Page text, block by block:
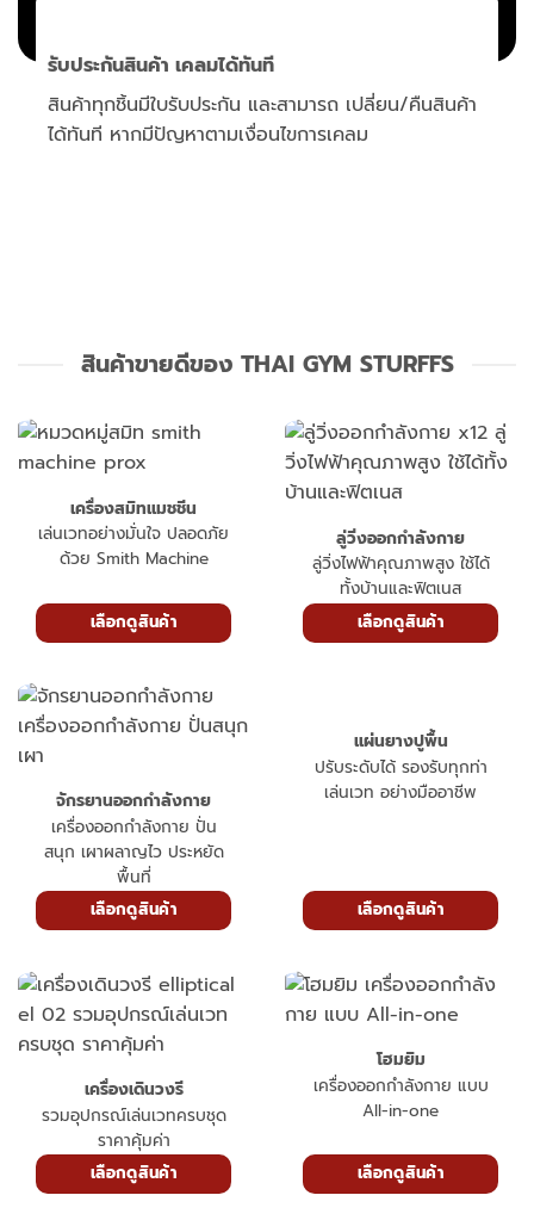
ซื้อสะดวกได้ทุกช่องทาง
สั่งซื้อได้ทั้ง ออนไลน์ผ่านเว็บไซต์ หรือ ร้าน
เครื่องสมิทแมชชีน
เล่นเวทอย่างมั่นใจ ปลอดภัย
ลู่วิ่งออกกำลังกาย
ลู่วิ่งไฟฟ้าคุณภาพสูง ใช้ได้
ทั้งบ้านและฟิตเนส
จักรยานออกกำลังกาย
เครื่องออกกำลังกาย ปั่น
สนุก เผาผลาญไว ประหยัด
พื้นที่
แผ่นยางปูพื้น
ปรับระดับได้ รองรับทุกท่า
เครื่องเดินวงรี
รวมอุปกรณ์เล่นเวทครบชุด
ราคาคุ้มค่า
โฮมยิม
เครื่องออกกำลังกาย แบบ